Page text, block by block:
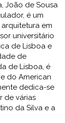
João de Sousa
é um
em
universitário
de Lisboa e
de
de Lisboa, é
do American
dedica-se
de várias
da Silva e a